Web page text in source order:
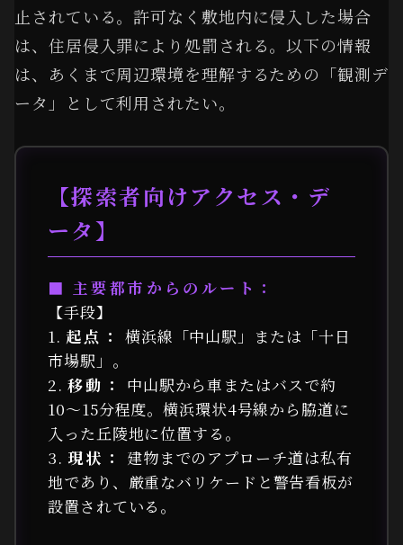
止されている。許可なく敷地内に侵入した場合
は、住居侵入罪により処罰される。以下の情報
は、あくまで周辺環境を理解するための「観測デ
ータ」として利用されたい。
【探索者向けアクセス・デ
ータ】
■ 主要都市からのルート：
【手段】
1. 起点： 横浜線「中山駅」または「十日
市場駅」。
2. 移動：
中山駅から車またはバスで約
10〜15分程度。横浜環状4号線から脇道に
入った丘陵地に位置する。
3. 現状：
建物までのアプローチ道は私有
地であり、厳重なバリケードと警告看板が
設置されている。